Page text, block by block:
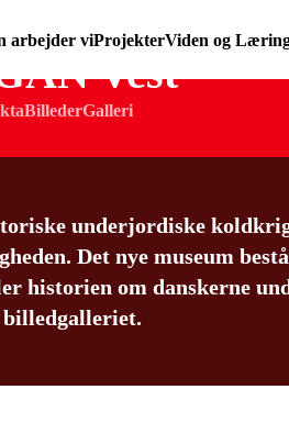
arbejder viProjekterViden og
Vest
BillederGalleri
underjordiske
Det nye museum
historien om danskerne
billedgalleriet.